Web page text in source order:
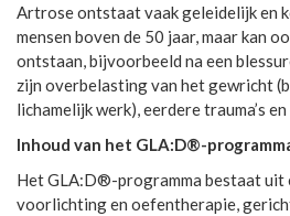
Artrose ontstaat vaak geleidelijk en
mensen boven de 50 jaar, maar kan
ontstaan, bijvoorbeeld na een
zijn overbelasting van het gewricht
lichamelijk werk), eerdere trauma’s
Inhoud van het GLA:D®-
Het GLA:D®-programma bestaat uit
voorlichting en oefentherapie,